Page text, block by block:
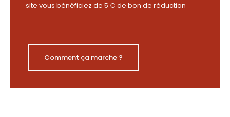
site vous bénéficiez de 5 € de bon de réduction
Comment ça marche ?